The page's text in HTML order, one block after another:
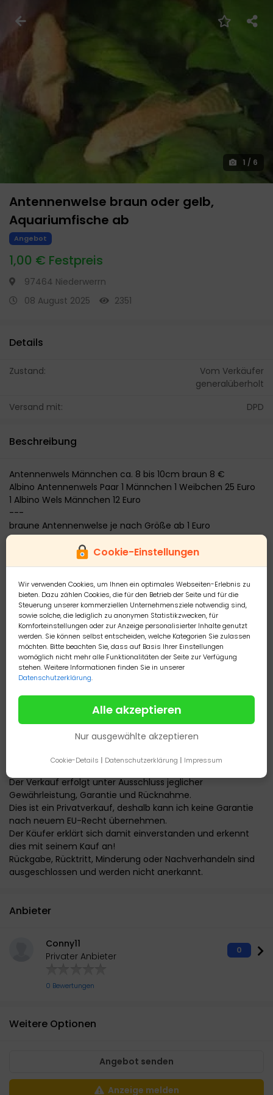
Cookie-Einstellungen
Wir verwenden Cookies, um Ihnen ein optimales Webseiten-Erlebnis zu
bieten. Dazu zählen Cookies, die für den Betrieb der Seite und für die
Steuerung unserer kommerziellen Unternehmensziele notwendig sind,
sowie solche, die lediglich zu anonymen Statistikzwecken, für
Komforteinstellungen oder zur Anzeige personalisierter Inhalte genutzt
werden. Sie können selbst entscheiden, welche Kategorien Sie zulassen
möchten. Bitte beachten Sie, dass auf Basis Ihrer Einstellungen
womöglich nicht mehr alle Funktionalitäten der Seite zur Verfügung
stehen. Weitere Informationen finden Sie in unserer
Datenschutzerklärung.
Alle akzeptieren
Nur ausgewählte akzeptieren
Cookie-Details | Datenschutzerklärung | Impressum
1 / 6
Antennenwelse braun oder gelb,
Aquariumfische ab
Angebot
1,00 € Festpreis
97464 Niederwerrn
08 August 2025
2351
Details
Zustand:
Vom Verkäufer
generalüberholt
Versand mit:
DPD
Beschreibung
Antennenwels Männchen ca. 8 bis 10cm braun 8 €
Albino Antennenwels Paar 1 Männchen 1 Weibchen 25 Euro
1 Albino Wels Männchen 12 Euro
---
braune Antennenwelse je nach Größe ab 1 Euro
je cm ca. 0,75 Euro
2 kleine braune Antennenwelse zusammen 2 Euro ca. 2cm
----
je cm ca. 2 €
sind die gelben mit dunklen Augen
---
meine Fische schwimmen im Gesellschaftsbecken und
können nicht ausgesucht werden, ich fange sie in Ruhe aus
dem Becken das braucht Zeit,
Übergabe vor dem Haus !
---
Info: ich bin nicht ständig am PC, deshalb kann es etwas
dauern bis ich antworte. Danke für Ihr Verständnis
--
kein Versand nur Abholung !
Der Verkauf erfolgt unter Ausschluss jeglicher
Gewährleistung, Garantie und Rücknahme.
Dies ist ein Privatverkauf, deshalb kann ich keine Garantie
nach neuem EU-Recht übernehmen.
Der Käufer erklärt sich damit einverstanden und erkennt
dies mit seinem Kauf an!
Rückgabe, Rücktritt, Minderung oder Nachverhandeln sind
ausgeschlossen und werden nicht anerkannt.
Anbieter
Conny11
Privater Anbieter
0 Bewertungen
0
Weitere Optionen
Angebot senden
Anzeige melden